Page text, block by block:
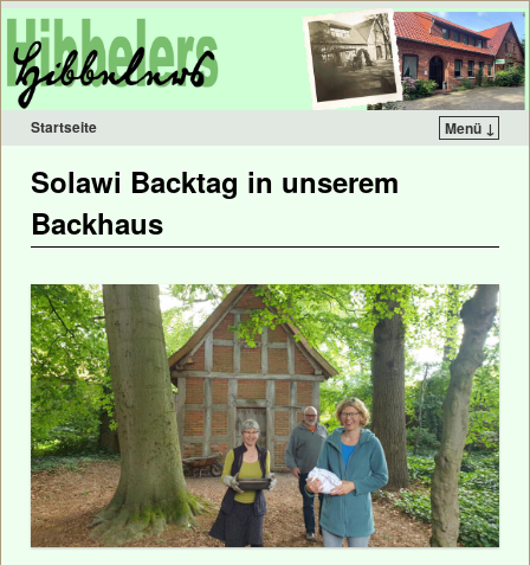
Startseite Menü ↓
Solawi Backtag in unserem
Backhaus